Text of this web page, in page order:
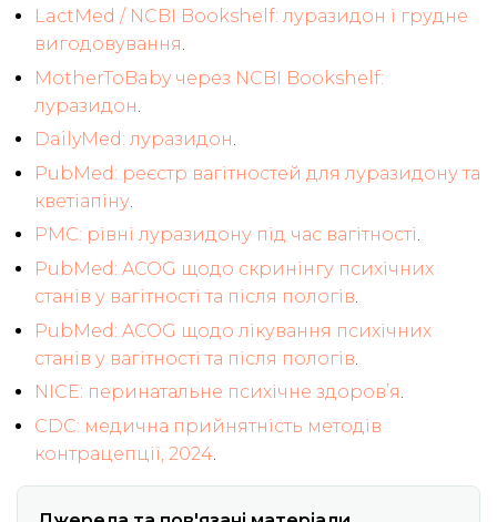
LactMed / NCBI Bookshelf: луразидон і грудне
вигодовування.
MotherToBaby через NCBI Bookshelf:
луразидон
DailyMed: луразидон.
PubMed: реєстр вагітностей для луразидону та
кветіапіну
PMC: рівні луразидону під час вагітності.
PubMed: ACOG щодо скринінгу психічних
станів у вагітності та після пологів.
PubMed: ACOG щодо лікування психічних
станів у вагітності та після пологів
NICE: перинатальне психічне здоров’я.
CDC: медична прийнятність методів
контрацепції, 2024